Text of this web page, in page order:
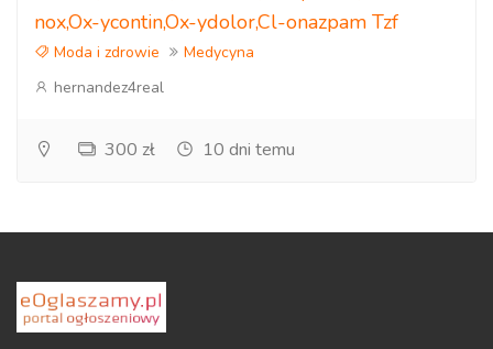
nox,Ox-ycontin,Ox-ydolor,Cl-onazpam Tzf
Moda i zdrowie
Medycyna
hernandez4real
300 zł 10 dni temu